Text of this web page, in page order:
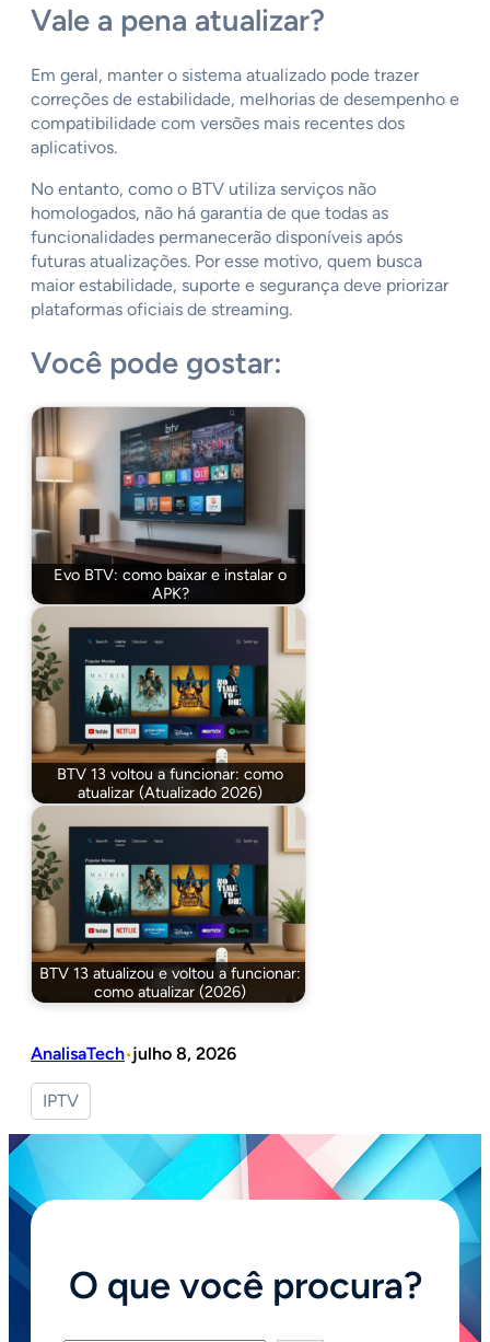
Vale a pena atualizar?
Em geral, manter o sistema atualizado pode trazer
correções de estabilidade, melhorias de desempenho e
compatibilidade com versões mais recentes dos
aplicativos.
No entanto, como o BTV utiliza serviços não
homologados, não há garantia de que todas as
funcionalidades permanecerão disponíveis após
futuras atualizações. Por esse motivo, quem busca
maior estabilidade, suporte e segurança deve priorizar
plataformas oficiais de streaming.
Você pode gostar:
Evo BTV: como baixar e instalar o
APK?
BTV 13 voltou a funcionar: como
atualizar (Atualizado 2026)
BTV 13 atualizou e voltou a funcionar:
como atualizar (2026)
AnalisaTech•julho 8, 2026
IPTV
O que você procura?